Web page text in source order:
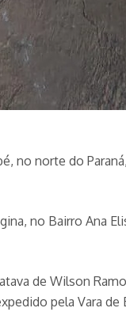
no norte do
no Bairro Ana
de Wilson
pela Vara de